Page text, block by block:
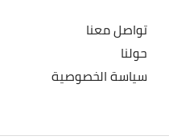
تواصل معنا
حولنا
سياسة الخصوصية